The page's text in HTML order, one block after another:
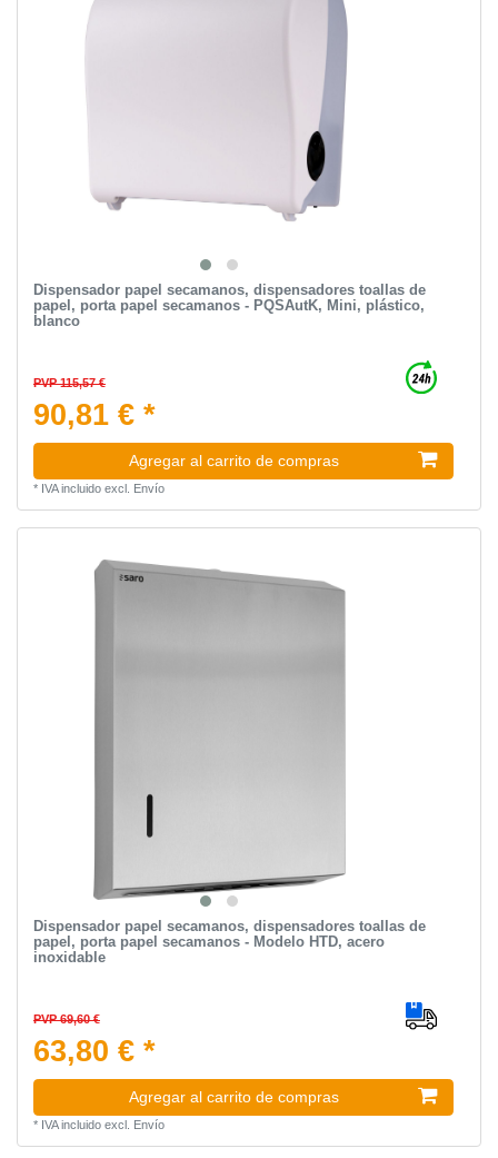
Dispensador papel secamanos, dispensadores toallas de
papel, porta papel secamanos - PQSAutK, Mini, plástico,
blanco
PVP 115,57 €
90,81 € *
Agregar al carrito de compras
* IVA incluidoexcl. Envío
Dispensador papel secamanos, dispensadores toallas de
papel, porta papel secamanos - Modelo HTD, acero
inoxidable
PVP 69,60 €
63,80 € *
Agregar al carrito de compras
* IVA incluidoexcl. Envío